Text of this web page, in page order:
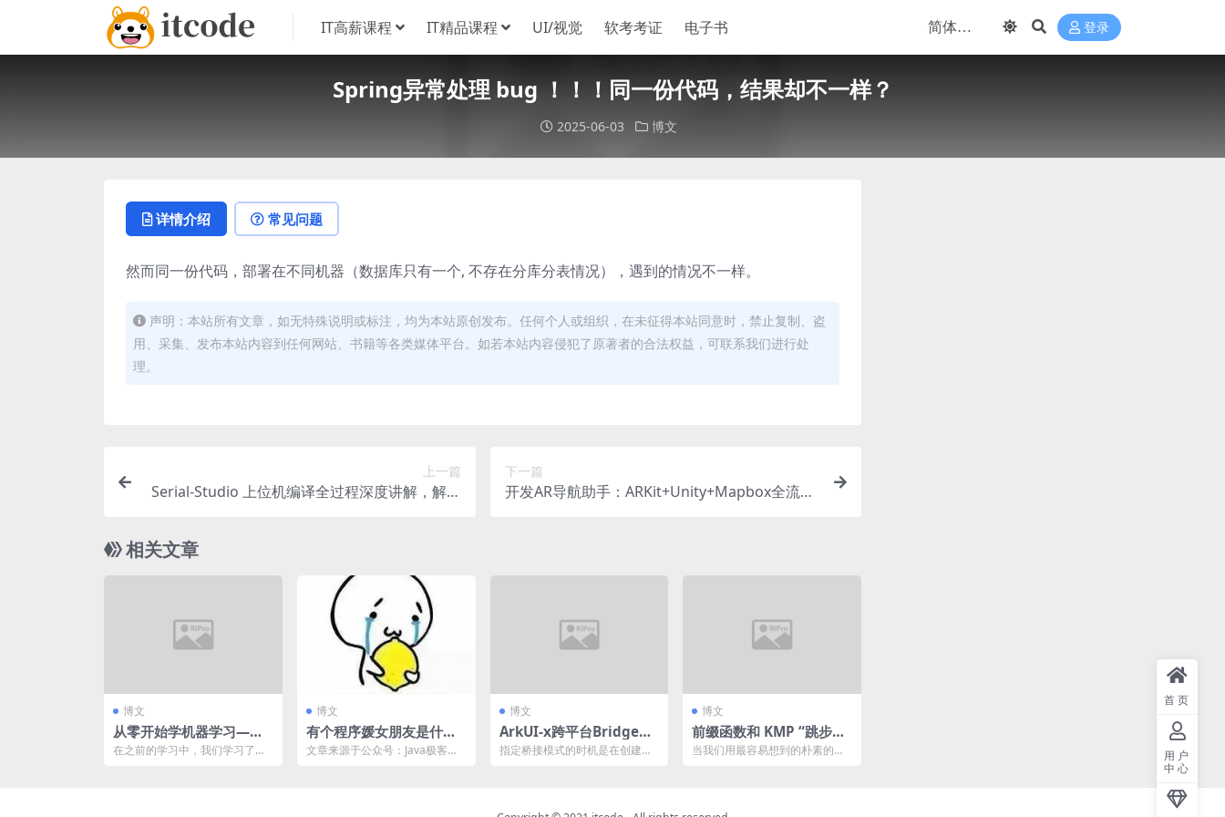
IT高薪课程 IT精品课程 UI/视觉 软考考证 电子书 登录
Spring异常处理 bug ！！！同一份代码，结果却不一样？
2025-06-03 博文
详情介绍 常见问题
然而同一份代码，部署在不同机器（数据库只有一个, 不存在分库分表情况），遇到的情况不一样。
声明：本站所有文章，如无特殊说明或标注，均为本站原创发布。任何个人或组织，在未征得本站同意时，禁止复制、盗
用、采集、发布本站内容到任何网站、书籍等各类媒体平台。如若本站内容侵犯了原著者的合法权益，可联系我们进行处
理。
上一篇
Serial-Studio 上位机编译全过程深度讲解，解决
下一篇
开发AR导航助手：ARKit+Unity+Mapbox全流程
相关文章
博文
从零开始学机器学习——
逻辑回归
在之前的学习中，我们学习了直
博文
有个程序媛女朋友是什么
体验？
文章来源于公众号：Java极客技
博文
ArkUI-x跨平台Bridge最
佳实践
指定桥接模式的时机是在创建平
博文
前缀函数和 KMP “跳步
骤”模式匹配
当我们用最容易想到的朴素的暴
首页
用户
中心